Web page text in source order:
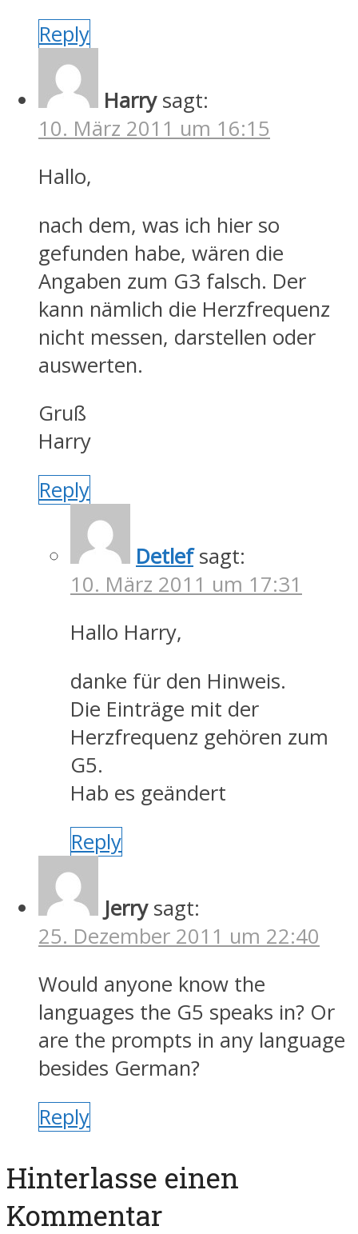
Reply
Harry sagt:
10. März 2011 um 16:15
Hallo,
nach dem, was ich hier so
gefunden habe, wären die
Angaben zum G3 falsch. Der
kann nämlich die Herzfrequenz
nicht messen, darstellen oder
auswerten.
Gruß
Harry
Reply
Detlef sagt:
10. März 2011 um 17:31
Hallo Harry,
danke für den Hinweis.
Die Einträge mit der
Herzfrequenz gehören zum
G5.
Hab es geändert
Reply
Jerry sagt:
25. Dezember 2011 um 22:40
Would anyone know the
languages the G5 speaks in? Or
are the prompts in any language
besides German?
Reply
Hinterlasse einen
Kommentar